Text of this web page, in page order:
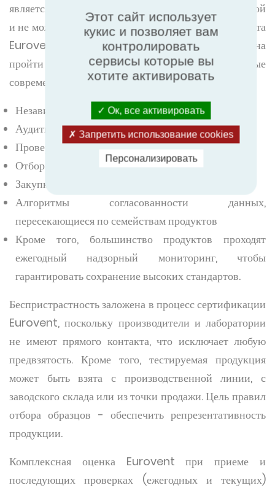
является то, что сертификация является добровольной
и не может быть куплена. Для получения сертификата
Eurovent сертифицированная продукция должна
пройти ряд проверок. Используются самые
современные протоколы оценки, включая:
Независимые лабораторные испытания
Аудиты фабрик
Проверка программного обеспечения для отбора
Отбор образцов продукции с завода
Закупка продукта на рынке (когда это возможно)
Алгоритмы согласованности данных,
пересекающиеся по семействам продуктов
Кроме того, большинство продуктов проходят
ежегодный надзорный мониторинг, чтобы
гарантировать сохранение высоких стандартов.
Беспристрастность заложена в процесс сертификации
Eurovent, поскольку производители и лаборатории
не имеют прямого контакта, что исключает любую
предвзятость. Кроме того, тестируемая продукция
может быть взята с производственной линии, с
заводского склада или из точки продажи. Цель правил
отбора образцов - обеспечить репрезентативность
продукции.
Комплексная оценка Eurovent при приеме и
последующих проверках (ежегодных и текущих)
Этот сайт использует
кукис и позволяет вам
контролировать
сервисы которые вы
хотите активировать
Ок, все активировать
Запретить использование cookies
Персонализировать